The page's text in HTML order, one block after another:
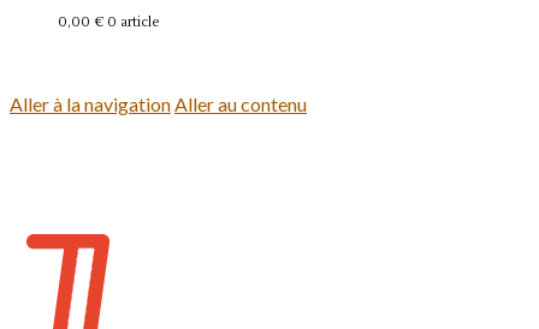
0,00 € 0 article
Aller à la navigationAller au contenu